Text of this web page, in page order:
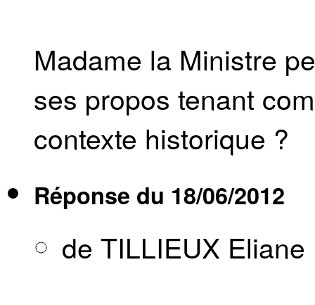
Madame la Ministre
ses propos tenant
contexte historique ?
Réponse du 18/06/2012
de TILLIEUX Eliane